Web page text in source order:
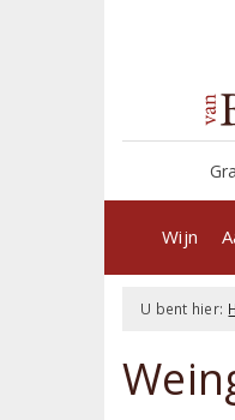
Wijn
U bent hier: